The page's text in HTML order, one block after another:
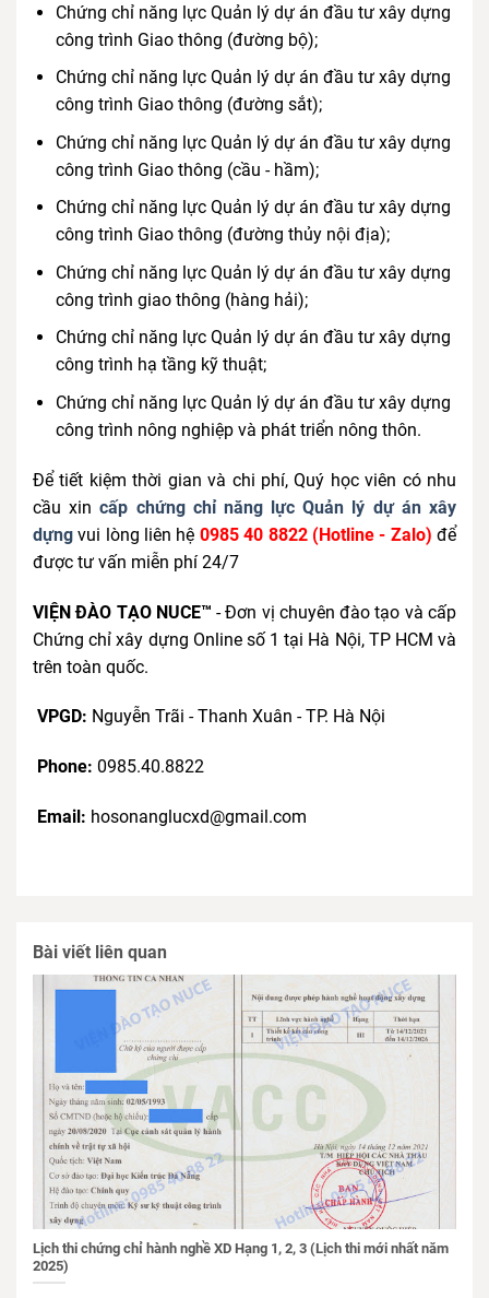
Chứng chỉ năng lực Quản lý dự án đầu tư xây dựng
công trình Giao thông (đường bộ);
Chứng chỉ năng lực Quản lý dự án đầu tư xây dựng
công trình Giao thông (đường sắt);
Chứng chỉ năng lực Quản lý dự án đầu tư xây dựng
công trình Giao thông (cầu - hầm);
Chứng chỉ năng lực Quản lý dự án đầu tư xây dựng
công trình Giao thông (đường thủy nội địa);
Chứng chỉ năng lực Quản lý dự án đầu tư xây dựng
công trình giao thông (hàng hải);
Chứng chỉ năng lực Quản lý dự án đầu tư xây dựng
công trình hạ tầng kỹ thuật;
Chứng chỉ năng lực Quản lý dự án đầu tư xây dựng
công trình nông nghiệp và phát triển nông thôn.
Để tiết kiệm thời gian và chi phí, Quý học viên có nhu
cầu xincấp chứng chỉ năng lực Quản lý dự án xây
dựng vui lòng liên hệ 0985 40 8822 (Hotline - Zalo) để
được tư vấn miễn phí 24/7
VIỆN ĐÀO TẠO NUCE™ - Đơn vị chuyên đào tạo và cấp
Chứng chỉ xây dựng Online số 1 tại Hà Nội, TP HCM và
trên toàn quốc.
VPGD: Nguyễn Trãi - Thanh Xuân - TP. Hà Nội
Phone: 0985.40.8822
Email: hosonanglucxd@gmail.com
Bài viết liên quan
Lịch thi chứng chỉ hành nghề XD Hạng 1, 2, 3 (Lịch thi mới nhất năm
2025)